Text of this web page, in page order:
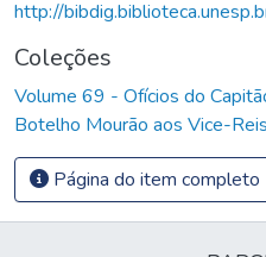
http://
Coleções
Volume 69 - Ofícios do
Botelho Mourão aos Vice-
Página do item completo